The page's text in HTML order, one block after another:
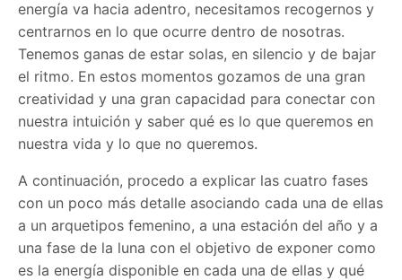
energía va hacia adentro, necesitamos recogernos y
centrarnos en lo que ocurre dentro de nosotras.
Tenemos ganas de estar solas, en silencio y de bajar
el ritmo. En estos momentos gozamos de una gran
creatividad y una gran capacidad para conectar con
nuestra intuición y saber qué es lo que queremos en
nuestra vida y lo que no queremos.
A continuación, procedo a explicar las cuatro fases
con un poco más detalle asociando cada una de ellas
a un arquetipos femenino, a una estación del año y a
una fase de la luna con el objetivo de exponer como
es la energía disponible en cada una de ellas y qué